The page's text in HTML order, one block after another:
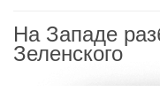
На Западе
Зеленского